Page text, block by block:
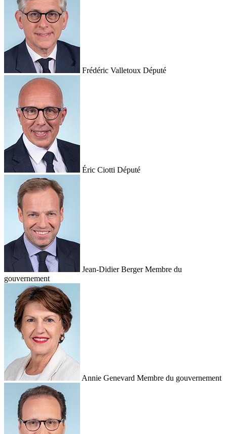
Frédéric Valletoux Député
Éric Ciotti Député
Jean-Didier Berger Membre du
gouvernement
Annie Genevard Membre du gouvernement